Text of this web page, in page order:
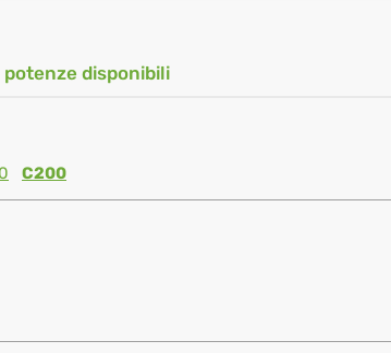
disponibili
C200